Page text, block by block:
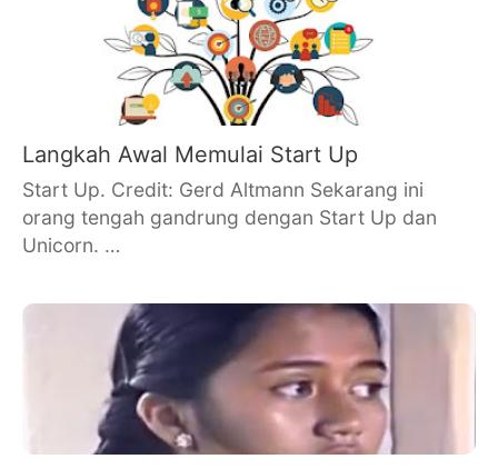
Langkah Awal Memulai Start Up
Start Up. Credit: Gerd Altmann Sekarang ini
orang tengah gandrung dengan Start Up dan
Unicorn. …